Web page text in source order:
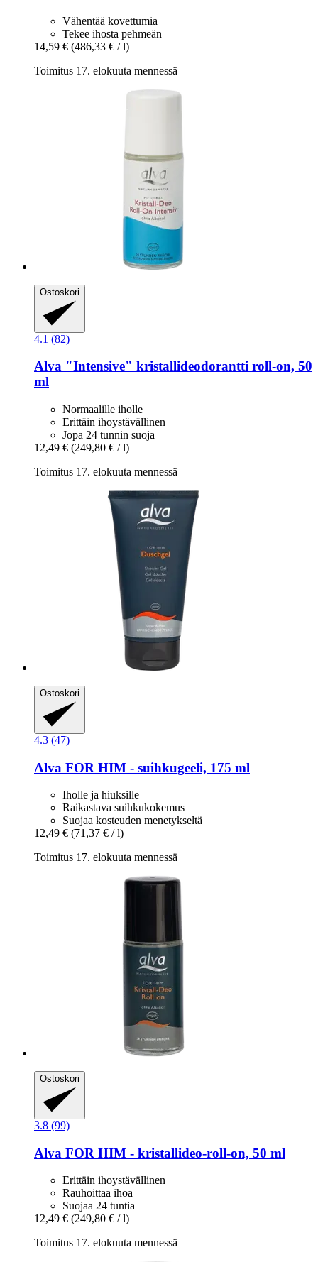
Vähentää kovettumia
Tekee ihosta pehmeän
14,59 € (486,33 € / l)
Toimitus 17. elokuuta mennessä
Ostoskori
4.1 (82)
Alva "Intensive" kristallideodorantti roll-​on, 50
ml
Normaalille iholle
Erittäin ihoystävällinen
Jopa 24 tunnin suoja
12,49 € (249,80 € / l)
Toimitus 17. elokuuta mennessä
Ostoskori
4.3 (47)
Alva FOR HIM -​ suihkugeeli, 175 ml
Iholle ja hiuksille
Raikastava suihkukokemus
Suojaa kosteuden menetykseltä
12,49 € (71,37 € / l)
Toimitus 17. elokuuta mennessä
Ostoskori
3.8 (99)
Alva FOR HIM -​ kristallideo-​roll-​on, 50 ml
Erittäin ihoystävällinen
Rauhoittaa ihoa
Suojaa 24 tuntia
12,49 € (249,80 € / l)
Toimitus 17. elokuuta mennessä